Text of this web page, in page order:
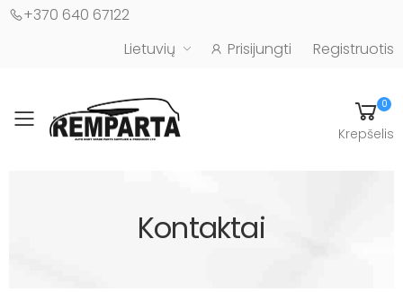
+370 640 67122
Lietuvių
Prisijungti Registruotis
Toggle mobile menu
0
Krepšelis
Kontaktai